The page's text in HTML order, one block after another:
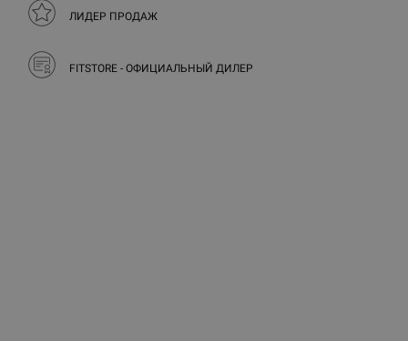
ЛИДЕР ПРОДАЖ
FITSTORE - ОФИЦИАЛЬНЫЙ ДИЛЕР